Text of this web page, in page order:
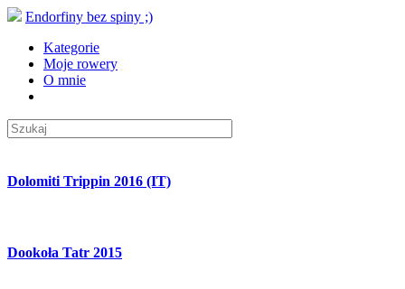
Endorfiny bez spiny ;)
Kategorie
Moje rowery
O mnie
Dolomiti Trippin 2016 (IT)
Dookoła Tatr 2015